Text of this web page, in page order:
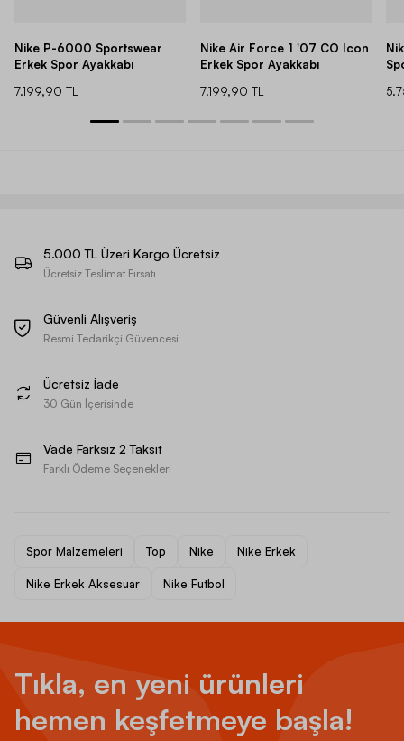
Nike P-6000 Sportswear
Erkek Spor Ayakkabı
7.199,90 TL
Nike Air Force 1 '07 CO Icon
Erkek Spor Ayakkabı
7.199,90 TL
5.000 TL Üzeri Kargo Ücretsiz
Ücretsiz Teslimat Fırsatı
Güvenli Alışveriş
Resmi Tedarikçi Güvencesi
Ücretsiz İade
30 Gün İçerisinde
Vade Farksız 2 Taksit
Farklı Ödeme Seçenekleri
Spor Malzemeleri Top Nike Nike Erkek
Nike Erkek Aksesuar Nike Futbol
Tıkla, en yeni ürünleri
hemen keşfetmeye başla!